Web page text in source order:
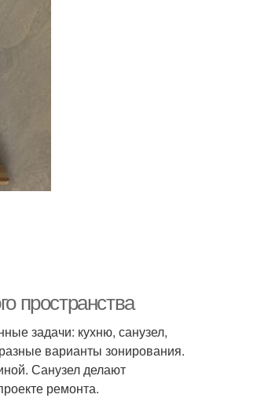
пространства
задачи: кухню, санузел,
варианты зонирования.
Санузел делают
ремонта.